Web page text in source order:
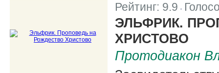
Рейтинг: 9.9
ЭЛЬФРИК.
ХРИСТОВО
Протодиакон